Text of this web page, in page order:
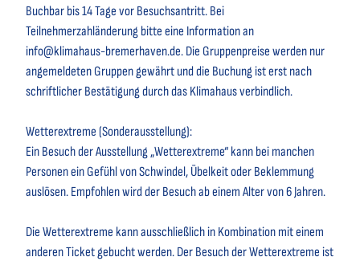
Buchbar bis 14 Tage vor Besuchsantritt. Bei
Teilnehmerzahländerung bitte eine Information an
info@klimahaus-bremerhaven.de. Die Gruppenpreise werden nur
angemeldeten Gruppen gewährt und die Buchung ist erst nach
schriftlicher Bestätigung durch das Klimahaus verbindlich.
Wetterextreme (Sonderausstellung):
Ein Besuch der Ausstellung „Wetterextreme“ kann bei manchen
Personen ein Gefühl von Schwindel, Übelkeit oder Beklemmung
auslösen. Empfohlen wird der Besuch ab einem Alter von 6 Jahren.
Die Wetterextreme kann ausschließlich in Kombination mit einem
anderen Ticket gebucht werden. Der Besuch der Wetterextreme ist